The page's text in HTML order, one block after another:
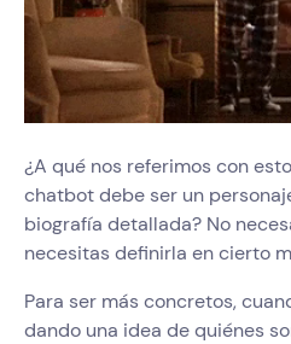
¿A qué nos referimos con
chatbot debe ser un
biografía detallada? No
necesitas definirla en cierto
Para ser más concretos,
dando una idea de quiénes